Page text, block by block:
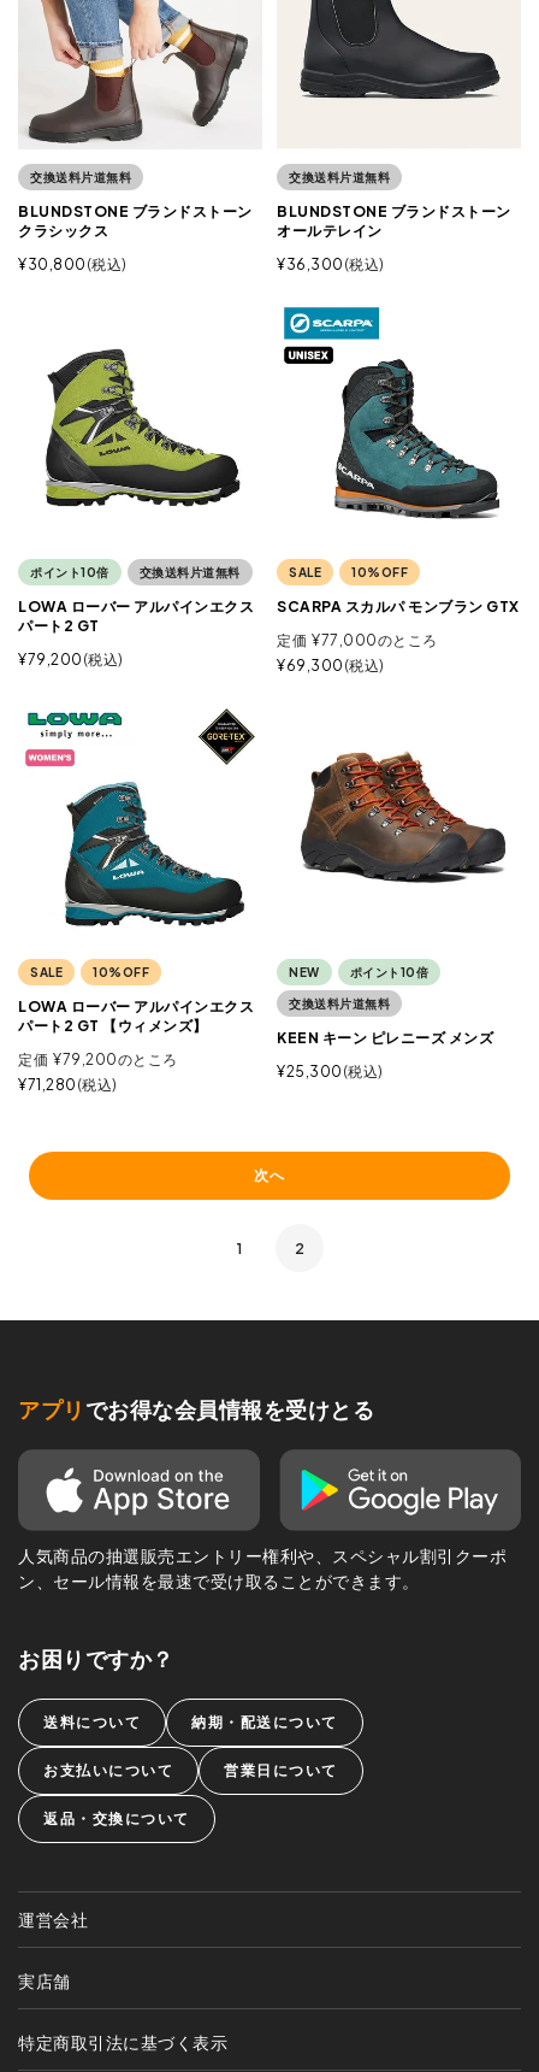
交換送料片道無料
BLUNDSTONE ブランドストーン
クラシックス
¥30,800 税込
交換送料片道無料
BLUNDSTONE ブランドストーン
オールテレイン
¥36,300 税込
ポイント10倍 交換送料片道無料
LOWA ローバー アルパインエクス
パート2 GT
¥79,200 税込
SALE 10%OFF
SCARPA スカルパ モンブラン GTX
定価 ¥77,000のところ
¥69,300 税込
SALE 10%OFF
LOWA ローバー アルパインエクス
パート2 GT 【ウィメンズ】
定価 ¥79,200のところ
¥71,280 税込
NEW ポイント10倍
交換送料片道無料
KEEN キーン ピレニーズ メンズ
¥25,300 税込
次へ
1 2
アプリ でお得な会員情報を受けとる
人気商品の抽選販売エントリー権利や、スペシャル割引クーポ
ン、セール情報を最速で受け取ることができます。
お困りですか？
送料について 納期・配送について
お支払いについて 営業日について
返品・交換について
運営会社
実店舗
特定商取引法に基づく表示